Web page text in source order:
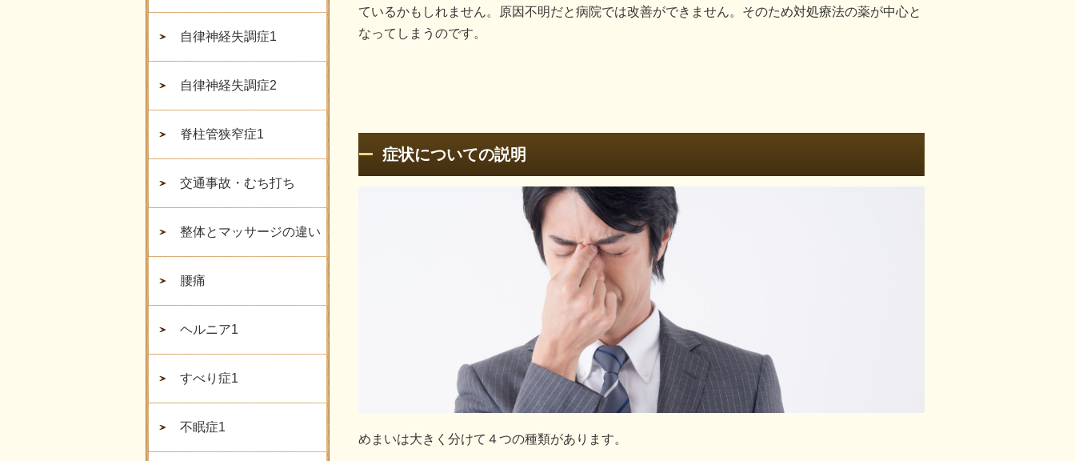
自律神経失調症1
自律神経失調症2
脊柱管狭窄症1
交通事故・むち打ち
整体とマッサージの違い
腰痛
ヘルニア1
すべり症1
不眠症1
ているかもしれません。原因不明だと病院では改善ができません。そのため対処療法の薬が中心と
なってしまうのです。
症状についての説明
めまいは大きく分けて４つの種類があります。